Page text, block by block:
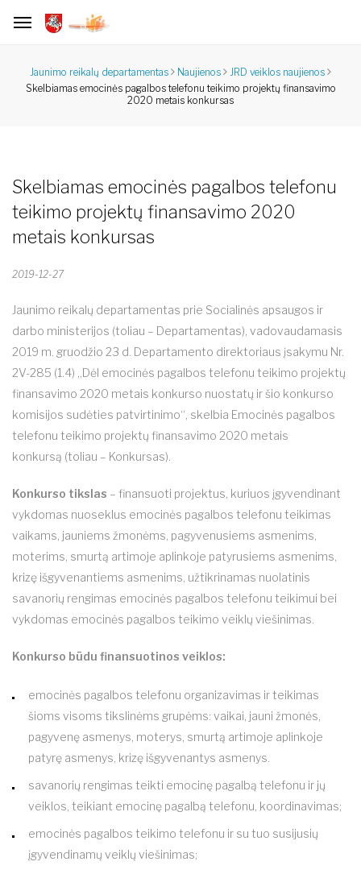
Jaunimo reikalų departamentas Naujienos
JRD veiklos naujienos
Skelbiamas emocinės pagalbos telefonu teikimo projektų finansavimo
2020 metais konkursas
Skelbiamas emocinės pagalbos telefonu
teikimo projektų finansavimo 2020
metais konkursas
2019-12-27
Jaunimo reikalų departamentas prie Socialinės apsaugos ir
darbo ministerijos (toliau – Departamentas), vadovaudamasis
2019 m. gruodžio 23 d. Departamento direktoriaus įsakymu Nr.
2V-285 (1.4) „Dėl emocinės pagalbos telefonu teikimo projektų
finansavimo 2020 metais konkurso nuostatų ir šio konkurso
komisijos sudėties patvirtinimo“, skelbia Emocinės pagalbos
telefonu teikimo projektų finansavimo 2020 metais
konkursą (toliau – Konkursas).
Konkurso tikslas – finansuoti projektus, kuriuos įgyvendinant
vykdomas nuoseklus emocinės pagalbos telefonu teikimas
vaikams, jauniems žmonėms, pagyvenusiems asmenims,
moterims, smurtą artimoje aplinkoje patyrusiems asmenims,
krizę išgyvenantiems asmenims, užtikrinamas nuolatinis
savanorių rengimas emocinės pagalbos telefonu teikimui bei
vykdomas emocinės pagalbos teikimo veiklų viešinimas.
Konkurso būdu finansuotinos veiklos:
emocinės pagalbos telefonu organizavimas ir teikimas
šioms visoms tikslinėms grupėms: vaikai, jauni žmonės,
pagyvenę asmenys, moterys, smurtą artimoje aplinkoje
patyrę asmenys, krizę išgyvenantys asmenys.
savanorių rengimas teikti emocinę pagalbą telefonu ir jų
veiklos, teikiant emocinę pagalbą telefonu, koordinavimas;
emocinės pagalbos teikimo telefonu ir su tuo susijusių
įgyvendinamų veiklų viešinimas;